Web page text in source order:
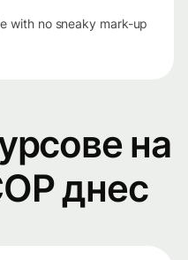
with no sneaky mark-up
на
днес